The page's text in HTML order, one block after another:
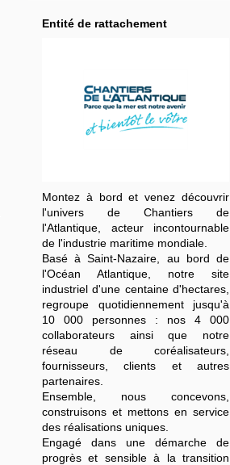
Entité de rattachement
Montez à bord et venez découvrir
l'univers de Chantiers de
l'Atlantique, acteur incontournable
de l'industrie maritime mondiale.
Basé à Saint-Nazaire, au bord de
l'Océan Atlantique, notre site
industriel d'une centaine d'hectares,
regroupe quotidiennement jusqu'à
10 000 personnes : nos 4 000
collaborateurs ainsi que notre
réseau de coréalisateurs,
fournisseurs, clients et autres
partenaires.
Ensemble, nous concevons,
construisons et mettons en service
des réalisations uniques.
Engagé dans une démarche de
progrès et sensible à la transition